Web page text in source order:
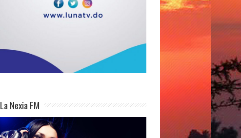
La Nexia FM